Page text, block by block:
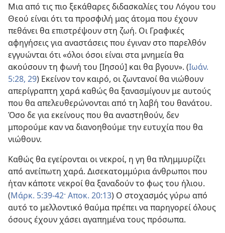
Μια από τις πιο ξεκάθαρες διδασκαλίες του Λόγου του
Θεού είναι ότι τα προσφιλή μας άτομα που έχουν
πεθάνει θα επιστρέψουν στη ζωή. Οι Γραφικές
αφηγήσεις για αναστάσεις που έγιναν στο παρελθόν
εγγυώνται ότι «όλοι όσοι είναι στα μνημεία θα
ακούσουν τη φωνή του [Ιησού] και θα βγουν». (Ιωάν.
5:28, 29) Εκείνον τον καιρό, οι ζωντανοί θα νιώθουν
απερίγραπτη χαρά καθώς θα ξανασμίγουν με αυτούς
που θα απελευθερώνονται από τη λαβή του θανάτου.
Όσο δε για εκείνους που θα αναστηθούν, δεν
μπορούμε καν να διανοηθούμε την ευτυχία που θα
νιώθουν.
Καθώς θα εγείρονται οι νεκροί, η γη θα πλημμυρίζει
από ανείπωτη χαρά. Δισεκατομμύρια άνθρωποι που
ήταν κάποτε νεκροί θα ξαναδούν το φως του ήλιου.
(Μάρκ. 5:39-42· Αποκ. 20:13) Ο στοχασμός γύρω από
αυτό το μελλοντικό θαύμα πρέπει να παρηγορεί όλους
όσους έχουν χάσει αγαπημένα τους πρόσωπα.